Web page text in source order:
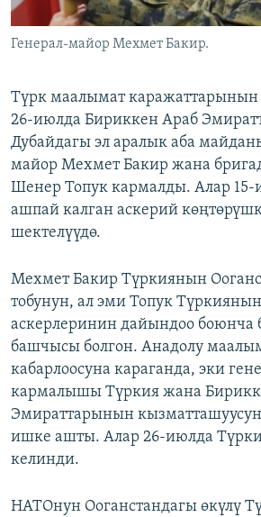
ЭЕ/АРнун бардык сайттары
Генерал-майор Мехмет Бакир.
Түрк маалымат
26-июлда Бириккен Араб
Дубайдагы эл аралык аба
майор Мехмет Бакир жана
Шенер Топук кармалды. Алар
ашпай калган аскерий
шектелүүдө.
Мехмет Бакир Түркиянын
тобунун, ал эми Топук
аскерлеринин дайындоо боюнча
башчысы болгон. Анадолу
кабарлоосуна караганда, эки
кармалышы Түркия жана
Эмираттарынын
ишке ашты. Алар 26-июлда
келинди.
НАТОнун Ооганстандагы өкүлү